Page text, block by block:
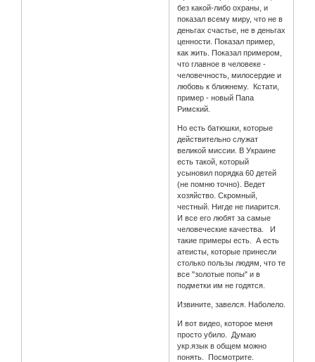
без какой-либо охраны, и
показал всему миру, что не в
деньгах счастье, не в деньгах
ценности. Показал пример,
как жить. Показал примером,
что главное в человеке -
человечность, милосердие и
любовь к ближнему. Кстати,
пример - новый Папа
Римский.
Но есть батюшки, которые
действительно служат
великой миссии. В Украине
есть такой, который
усыновил порядка 60 детей
(не помню точно). Ведет
хозяйство. Скромный,
честный. Нигде не пиарится.
И все его любят за самые
человеческие качества. И
такие примеры есть. А есть
атеисты, которые принесли
столько пользы людям, что те
все "золотые попы" и в
подметки им не годятся.
Извините, завелся. Наболело.
И вот видео, которое меня
просто убило. Думаю
укр.язык в общем можно
понять. Посмотрите.